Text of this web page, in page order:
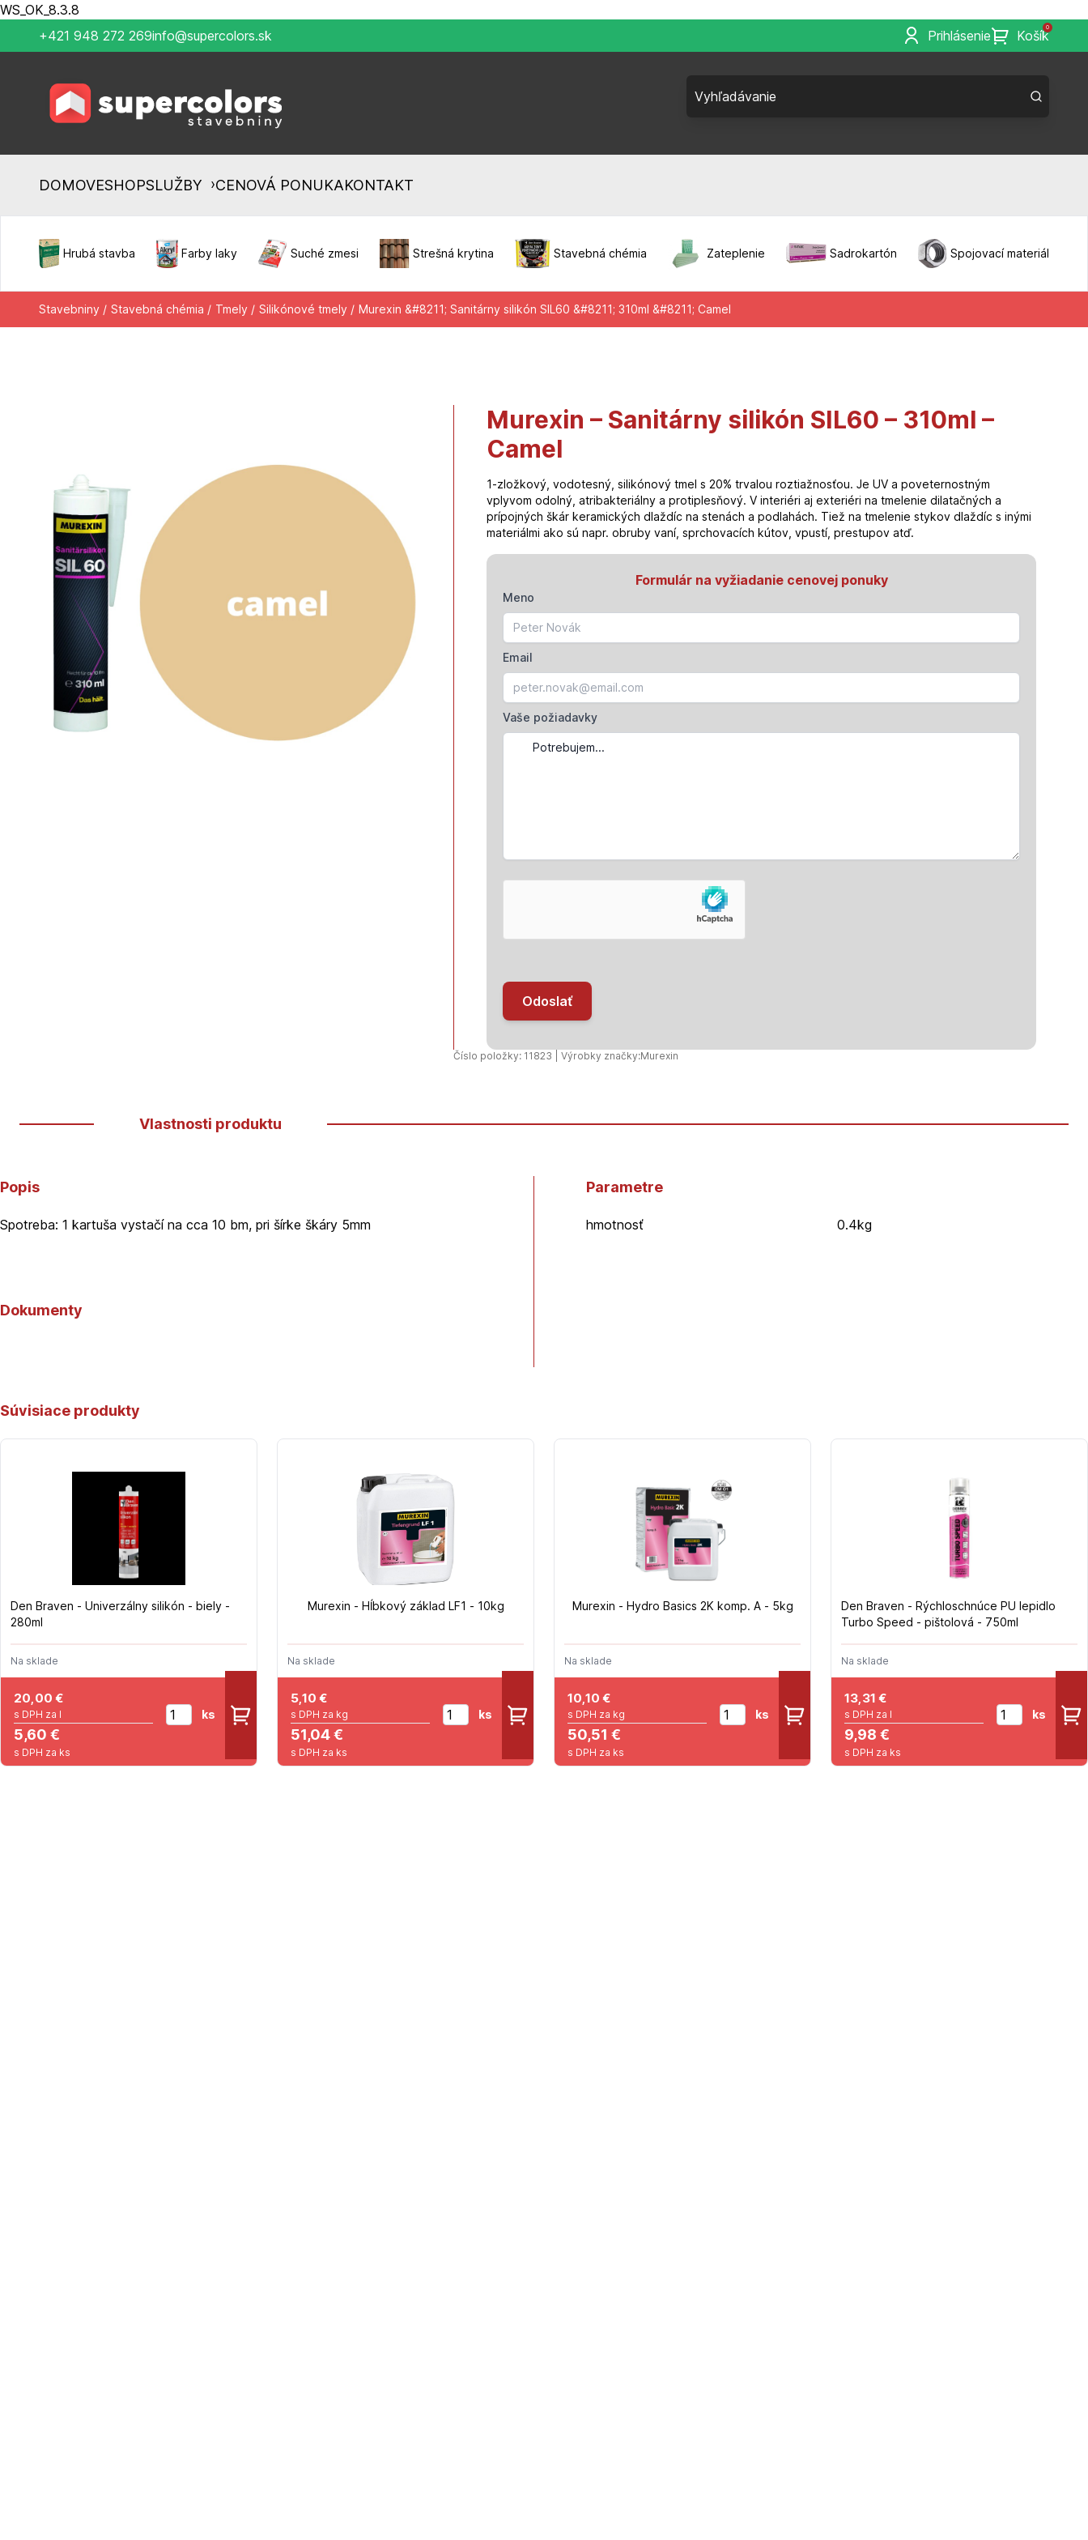
WS_OK_8.3.8
+421 948 272 269info@supercolors.sk Prihlásenie
0
Košík
DOMOVESHOPSLUŽBY ›CENOVÁ PONUKAKONTAKT
Hrubá stavba Farby laky Suché zmesi Strešná krytina Stavebná chémia Zateplenie Sadrokartón Spojovací materiál
Stavebniny / Stavebná chémia / Tmely / Silikónové tmely / Murexin &#8211; Sanitárny silikón SIL60 &#8211; 310ml &#8211; Camel
Murexin – Sanitárny silikón SIL60 – 310ml –
Camel
1-zložkový, vodotesný, silikónový tmel s 20% trvalou roztiažnosťou. Je UV a poveternostným
vplyvom odolný, atribakteriálny a protiplesňový. V interiéri aj exteriéri na tmelenie dilatačných a
prípojných škár keramických dlaždíc na stenách a podlahách. Tiež na tmelenie stykov dlaždíc s inými
materiálmi ako sú napr. obruby vaní, sprchovacích kútov, vpustí, prestupov atď.
Formulár na vyžiadanie cenovej ponuky
Meno
Email
Vaše požiadavky
Odoslať
Číslo položky: 11823 | Výrobky značky:Murexin
Vlastnosti produktu
Popis
Spotreba: 1 kartuša vystačí na cca 10 bm, pri šírke škáry 5mm
Dokumenty
Parametre
hmotnosť 0.4kg
Súvisiace produkty
Den Braven - Univerzálny silikón - biely -
280ml
Na sklade
20,00 €
s DPH za l
5,60 €
s DPH za ks
ks
Murexin - Hĺbkový základ LF1 - 10kg
Na sklade
5,10 €
s DPH za kg
51,04 €
s DPH za ks
ks
Murexin - Hydro Basics 2K komp. A - 5kg
Na sklade
10,10 €
s DPH za kg
50,51 €
s DPH za ks
ks
Den Braven - Rýchloschnúce PU lepidlo
Turbo Speed - pištolová - 750ml
Na sklade
13,31 €
s DPH za l
9,98 €
s DPH za ks
ks